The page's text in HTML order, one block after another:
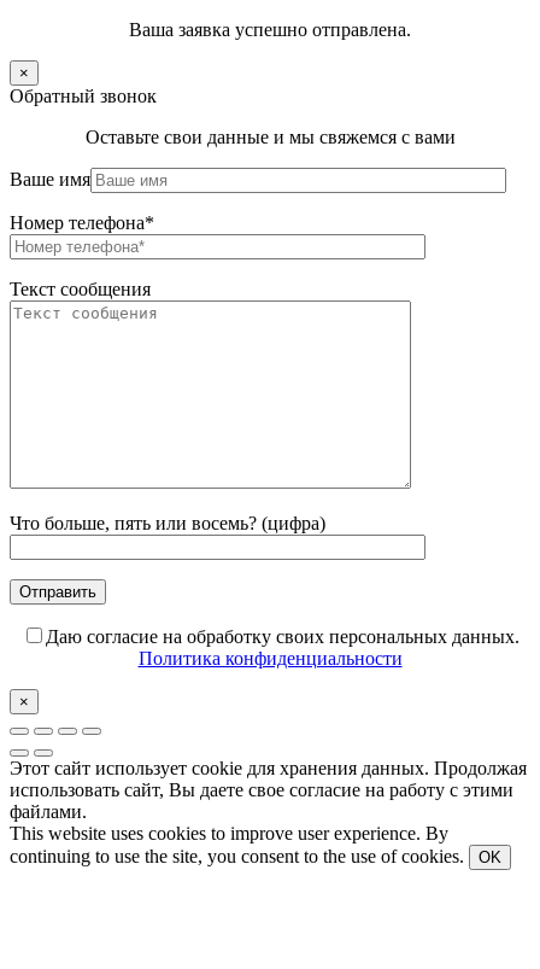
Ваша заявка успешно отправлена.
×
Обратный звонок
Оставьте свои данные и мы свяжемся с вами
Ваше имя
Номер телефона*
Текст сообщения
Что больше, пять или восемь? (цифра)
Даю согласие на обработку своих персональных данных.
Политика конфиденциальности
×
Этот сайт использует cookie для хранения данных. Продолжая
использовать сайт, Вы даете свое согласие на работу с этими
файлами.
This website uses cookies to improve user experience. By
continuing to use the site, you consent to the use of cookies.
OK